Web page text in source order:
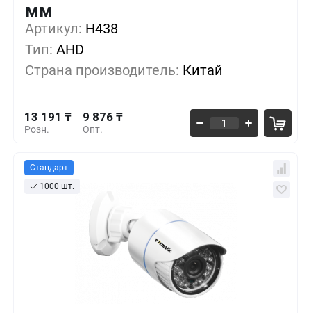
мм
Артикул: H438
Тип: AHD
Страна производитель: Китай
Розн.
13 191 ₸
Опт.
9 876 ₸
1+ 0%
10+
30+ -17%
Стандарт
1000 шт.